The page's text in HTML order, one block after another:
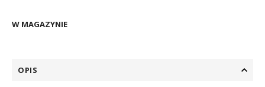
W MAGAZYNIE
OPIS